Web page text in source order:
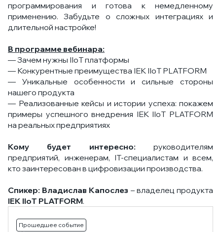
программирования и готова к немедленному
применению. Забудьте о сложных интеграциях и
длительной настройке!
В программе вебинара:
— Зачем нужны IIoT платформы
— Конкурентные преимущества IEK IIoT PLATFORM
— Уникальные особенности и сильные стороны
нашего продукта
— Реализованные кейсы и истории успеха: покажем
примеры успешного внедрения IEK IIoT PLATFORM
на реальных предприятиях
Кому будет интересно: руководителям
предприятий, инженерам, IT-специалистам и всем,
кто заинтересован в цифровизации производства.
Спикер: Владислав Капослез – владелец продукта
IEK IIoT PLATFORM.
Прошедшее событие